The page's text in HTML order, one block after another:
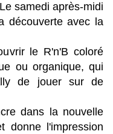
samedi après-midi
découverte avec la
le R'n'B coloré
ou organique, qui
de jouer sur de
dans la nouvelle
donne l'impression